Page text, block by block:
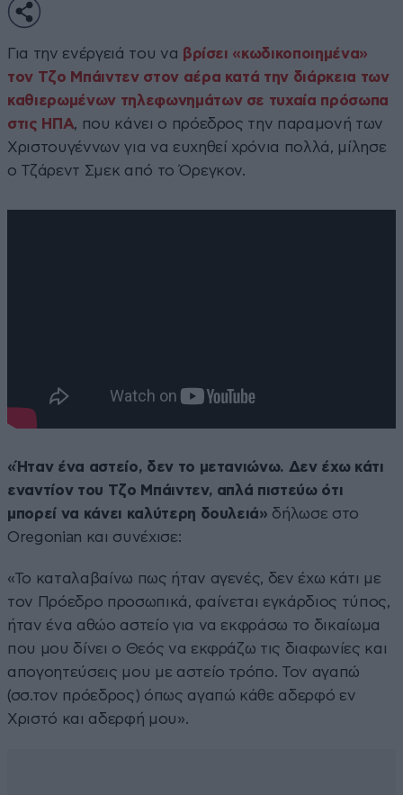
Για την ενέργειά του να βρίσει «κωδικοποιημένα»
τον Τζο Μπάιντεν στον αέρα κατά την διάρκεια των
καθιερωμένων τηλεφωνημάτων σε τυχαία πρόσωπα
στις ΗΠΑ, που κάνει ο πρόεδρος την παραμονή των
Χριστουγέννων για να ευχηθεί χρόνια πολλά, μίλησε
ο Τζάρεντ Σμεκ από το Όρεγκον.
«Ήταν ένα αστείο, δεν το μετανιώνω. Δεν έχω κάτι
εναντίον του Τζο Μπάιντεν, απλά πιστεύω ότι
μπορεί να κάνει καλύτερη δουλειά» δήλωσε στο
Οregonian και συνέχισε:
«Το καταλαβαίνω πως ήταν αγενές, δεν έχω κάτι με
τον Πρόεδρο προσωπικά, φαίνεται εγκάρδιος τύπος,
ήταν ένα αθώο αστείο για να εκφράσω το δικαίωμα
που μου δίνει ο Θεός να εκφράζω τις διαφωνίες και
απογοητεύσεις μου με αστείο τρόπο. Τον αγαπώ
(σσ.τον πρόεδρος) όπως αγαπώ κάθε αδερφό εν
Χριστό και αδερφή μου».